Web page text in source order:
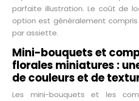
parfaite illustration. Le coût de
option est généralement
par assiette.
Mini-bouquets et
florales miniatures :
de couleurs et de
Les mini-bouquets et les